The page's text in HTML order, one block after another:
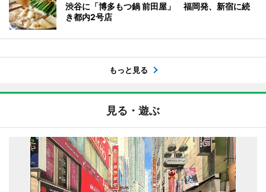
渋谷に「博多もつ鍋 前田屋」 福岡発、新宿に続
き都内2号店
もっと見る
見る・遊ぶ